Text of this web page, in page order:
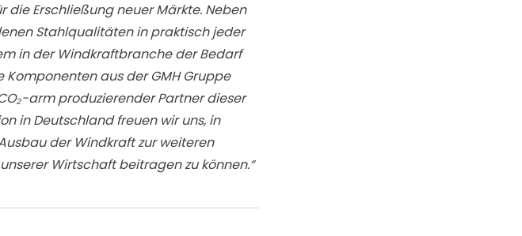
die Erschließung neuer Märkte. Neben
Stahlqualitäten in praktisch jeder
in der Windkraftbranche der Bedarf
aus der GMH Gruppe
arm produzierender Partner dieser
in Deutschland freuen wir uns, in
der Windkraft zur weiteren
Wirtschaft beitragen zu können.“